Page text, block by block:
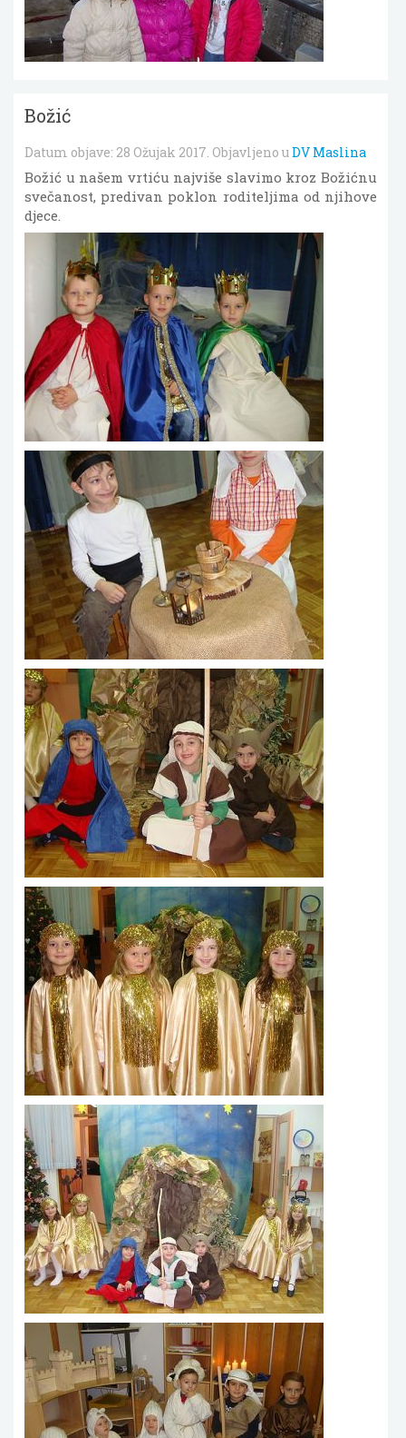
Božić
Datum objave: 28 Ožujak 2017. Objavljeno uDV Maslina
Božić u našem vrtiću najviše slavimo kroz Božićnu
svečanost, predivan poklon roditeljima od njihove
djece.